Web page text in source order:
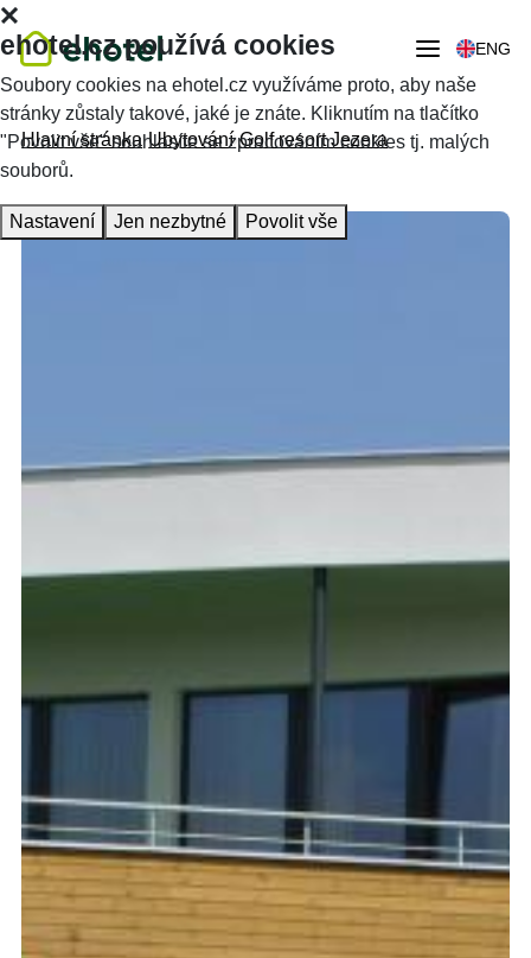
ENG
Hlavní stránka Ubytování Golf resort Jezera
ehotel.cz používá cookies
Soubory cookies na ehotel.cz využíváme proto, aby naše
stránky zůstaly takové, jaké je znáte. Kliknutím na tlačítko
"Povolit vše" souhlasíte se zpracováním cookies tj. malých
souborů.
Nastavení Jen nezbytné Povolit vše